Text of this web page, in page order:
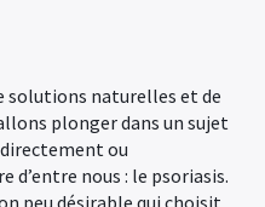
solutions naturelles et de
plonger dans un sujet
ou
nous : le psoriasis.
peu désirable qui choisit